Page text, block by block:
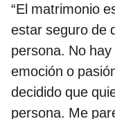
“El matrimonio
estar seguro de
persona. No
emoción o
decidido que
persona. Me